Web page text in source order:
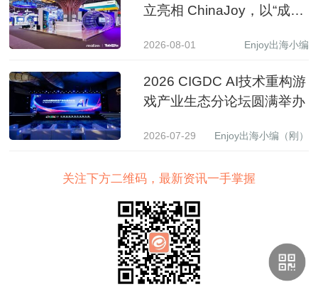
立亮相 ChinaJoy，以“成长
全球增长新图景
2026-08-01 Enjoy出海小编
2026 CIGDC AI技术重构游
戏产业生态分论坛圆满举办
2026-07-29 Enjoy出海小编（刚）
关注下方二维码，最新资讯一手掌握